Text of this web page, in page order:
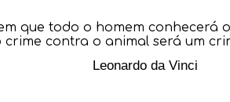
que todo o homem conhecerá
crime contra o animal será um
Leonardo da Vinci